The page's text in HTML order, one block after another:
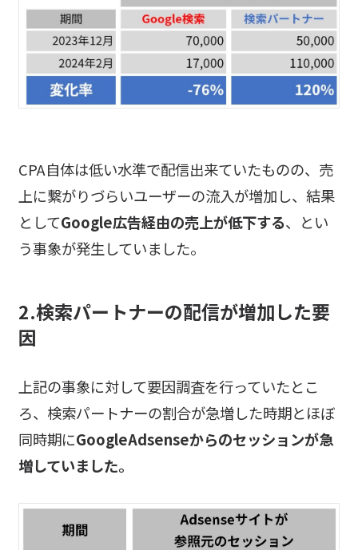
CPA自体は低い水準で配信出来ていたものの、売
上に繋がりづらいユーザーの流入が増加し、結果
としてGoogle広告経由の売上が低下する、とい
う事象が発生していました。
2.検索パートナーの配信が増加した要
因
上記の事象に対して要因調査を行っていたとこ
ろ、検索パートナーの割合が急増した時期とほぼ
同時期にGoogleAdsenseからのセッションが急
増していました。